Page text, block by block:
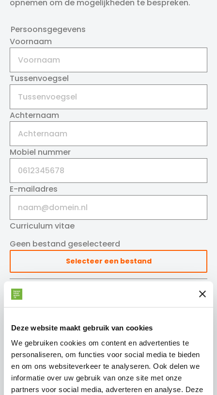
Deze website maakt gebruik van cookies
We gebruiken cookies om content en advertenties te
personaliseren, om functies voor social media te bieden
en om ons websiteverkeer te analyseren. Ook delen we
informatie over uw gebruik van onze site met onze
partners voor social media, adverteren en analyse. Deze
opnemen om de mogelijkheden te bespreken.
Persoonsgegevens
Voornaam
Tussenvoegsel
Achternaam
Mobiel nummer
E-mailadres
Curriculum vitae
Geen bestand geselecteerd
Selecteer een bestand
Controleren en versturen
Wij gaan zorgvuldig om met je
persoonsgegevens. Bij het aanmaken van een